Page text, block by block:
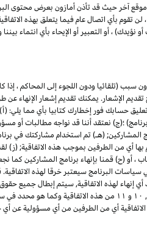
آخر حيث قد تأذن أمازون بعرض محتوى
بأي اتصال عام فيما يتعلق بهذه
، أو التعبير أو الإيحاء بأي انتماء
سبب (تلقائيا ودون اللجوء إلى المحاكم ،
إشعارا كتابيا بالإنهاء بشرط أن يكون تاريخ نفاذ هذا الإنهاء ۷ أيام تقويمية من تاريخ تقديم
حسابك فور إخطارك كتابيا بأي مما
في ذلك أي سياسة برنامج) ؛(ج) نعتقد أننا قد نواجه
المشاركين; (هـ) تم استخدام مشاركتك في
أي من الطرفين بموجب هذه الاتفاقية; (ز)
أو (ح) قمنا بإنهاء برنامج المشاركين كما
لا الحصر لأغراض القسم الفرعي السابق (أ) ، فإن أي انتهاك للقسم ٥ وكما هو محدد في سياسات
إنهاء لهذه الاتفاقية, سيتم إبطال جميع
ذلك أي وجميع التراخيص الممنوحة فيما يتعلق بهذه الاتفاقية, باستثناء حقوق والتزامات الأطراف بموجب
الاتفاقية أي من الطرفين من أي مسؤولية عن